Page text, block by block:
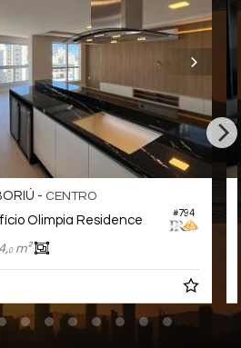
#794
- CENTRO
Olimpia Residence
0m²